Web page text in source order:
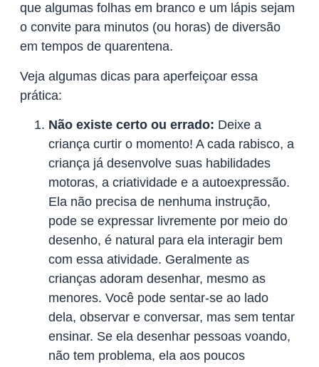
que algumas folhas em branco e um lápis sejam
o convite para minutos (ou horas) de diversão
em tempos de quarentena.
Veja algumas dicas para aperfeiçoar essa
prática:
Não existe certo ou errado: Deixe a
criança curtir o momento! A cada rabisco, a
criança já desenvolve suas habilidades
motoras, a criatividade e a autoexpressão.
Ela não precisa de nenhuma instrução,
pode se expressar livremente por meio do
desenho, é natural para ela interagir bem
com essa atividade. Geralmente as
crianças adoram desenhar, mesmo as
menores. Você pode sentar-se ao lado
dela, observar e conversar, mas sem tentar
ensinar. Se ela desenhar pessoas voando,
não tem problema, ela aos poucos